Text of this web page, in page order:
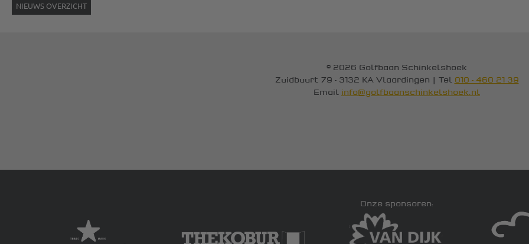
NIEUWS OVERZICHT
© 2026 Golfbaan Schinkelshoek
Zuidbuurt 79 - 3132 KA Vlaardingen | Tel 010 - 460 21 39
Email info@golfbaanschinkelshoek.nl
Onze sponsoren: